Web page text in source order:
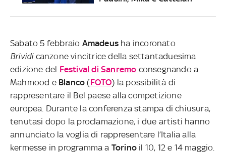
Sabato 5 febbraio Amadeus ha incoronato
Brividicanzone vincitrice della settantaduesima
edizione del Festival di Sanremo consegnando a
Mahmood e Blanco (FOTO) la possibilità di
rappresentare il Bel paese alla competizione
europea. Durante la conferenza stampa di chiusura,
tenutasi dopo la proclamazione, i due artisti hanno
annunciato la voglia di rappresentare l’Italia alla
kermesse in programma a Torino il 10, 12 e 14 maggio.